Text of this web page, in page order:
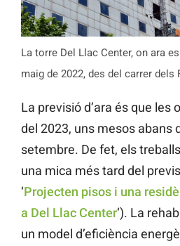
La torre Del Llac Center, on ara
maig de 2022, des del carrer dels
La previsió d’ara és que les
del 2023, uns mesos abans
setembre. De fet, els
una mica més tard del
‘Projecten pisos i una
a Del Llac Center‘). La
un model d’eficiència